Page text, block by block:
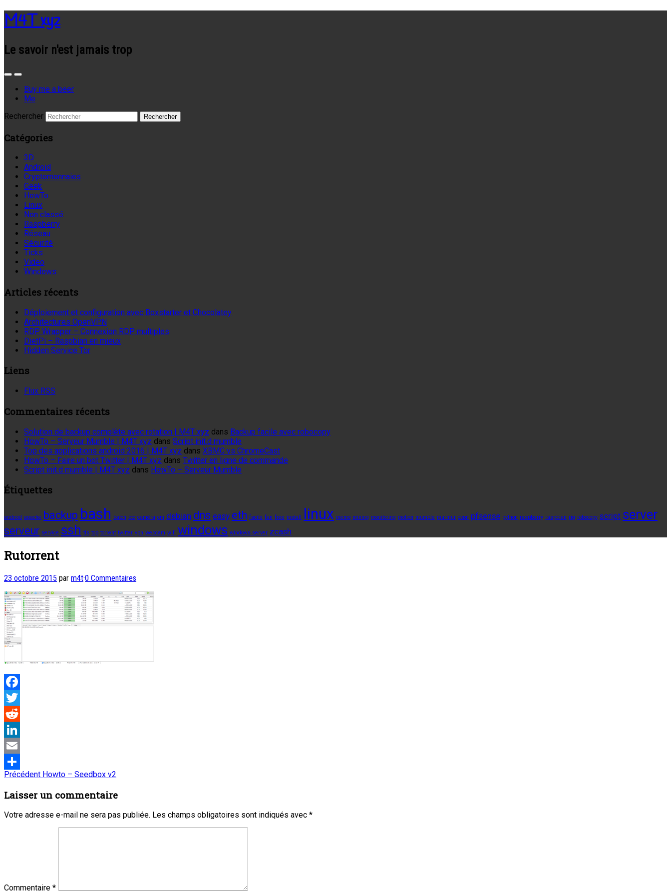
M4T xyz
Le savoir n'est jamais trop
Buy me a beer
Me
Rechercher
Catégories
3D
Android
Cryptomonnaies
Geek
HowTo
Linux
Non classé
Raspberry
Réseau
Sécurité
Ticks
Video
Windows
Articles récents
Déploiement et configuration avec Boxstarter et Chocolatey
Architectures OpenVPN
RDP Wrapper – Connexion RDP multiples
DietPi – Raspbian en mieux
Hidden Service Tor
Liens
Flux RSS
Commentaires récents
Solution de backup complète avec rotation | M4T xyz dans Backup facile avec robocopy
HowTo – Serveur Mumble | M4T xyz dans Script init.d mumble
Top des applications android 2016 | M4T xyz dans XBMC vs ChromeCast
HowTo – Faire un bot Twitter | M4T xyz dans Twitter en ligne de commande
Script init.d mumble | M4T xyz dans HowTo – Serveur Mumble
Étiquettes
android apache backup bash batch btc caméra cm debian dns easy eth facile fan free install linux memo mining monitoring motion mumble murmur ovpn pfsense python raspberry raspbian rig robocopy script server
serveur service ssh tls top torrent twitter vpn webcam wifi windows windows server zcash
Rutorrent
23 octobre 2015 par m4t·0 Commentaires
Facebook
Twitter
Reddit
LinkedIn
Email
Partager
Navigation
de
l’article
Précédent Article
:
Howto – Seedbox v2
Laisser un commentaire
Votre adresse e-mail ne sera pas publiée. Les champs obligatoires sont indiqués avec *
Commentaire *